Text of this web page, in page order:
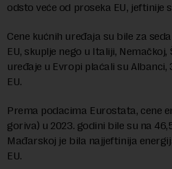
odsto veće od proseka EU, jeftinije
Cene kućnih uređaja su bile za
EU, skuplje nego u Italiji,
uređaje u Evropi plaćali su Albanci,
EU.
Prema podacima Eurostata, cene
goriva) u 2023. godini bile su na
Mađarskoj je bila najjeftinija
EU.